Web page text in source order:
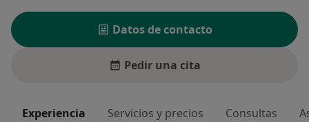
Datos de contacto
Pedir una cita
Experiencia Servicios y precios Consultas